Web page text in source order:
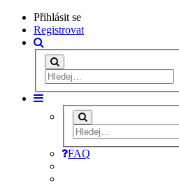
Přihlásit se
Registrovat
FAQ